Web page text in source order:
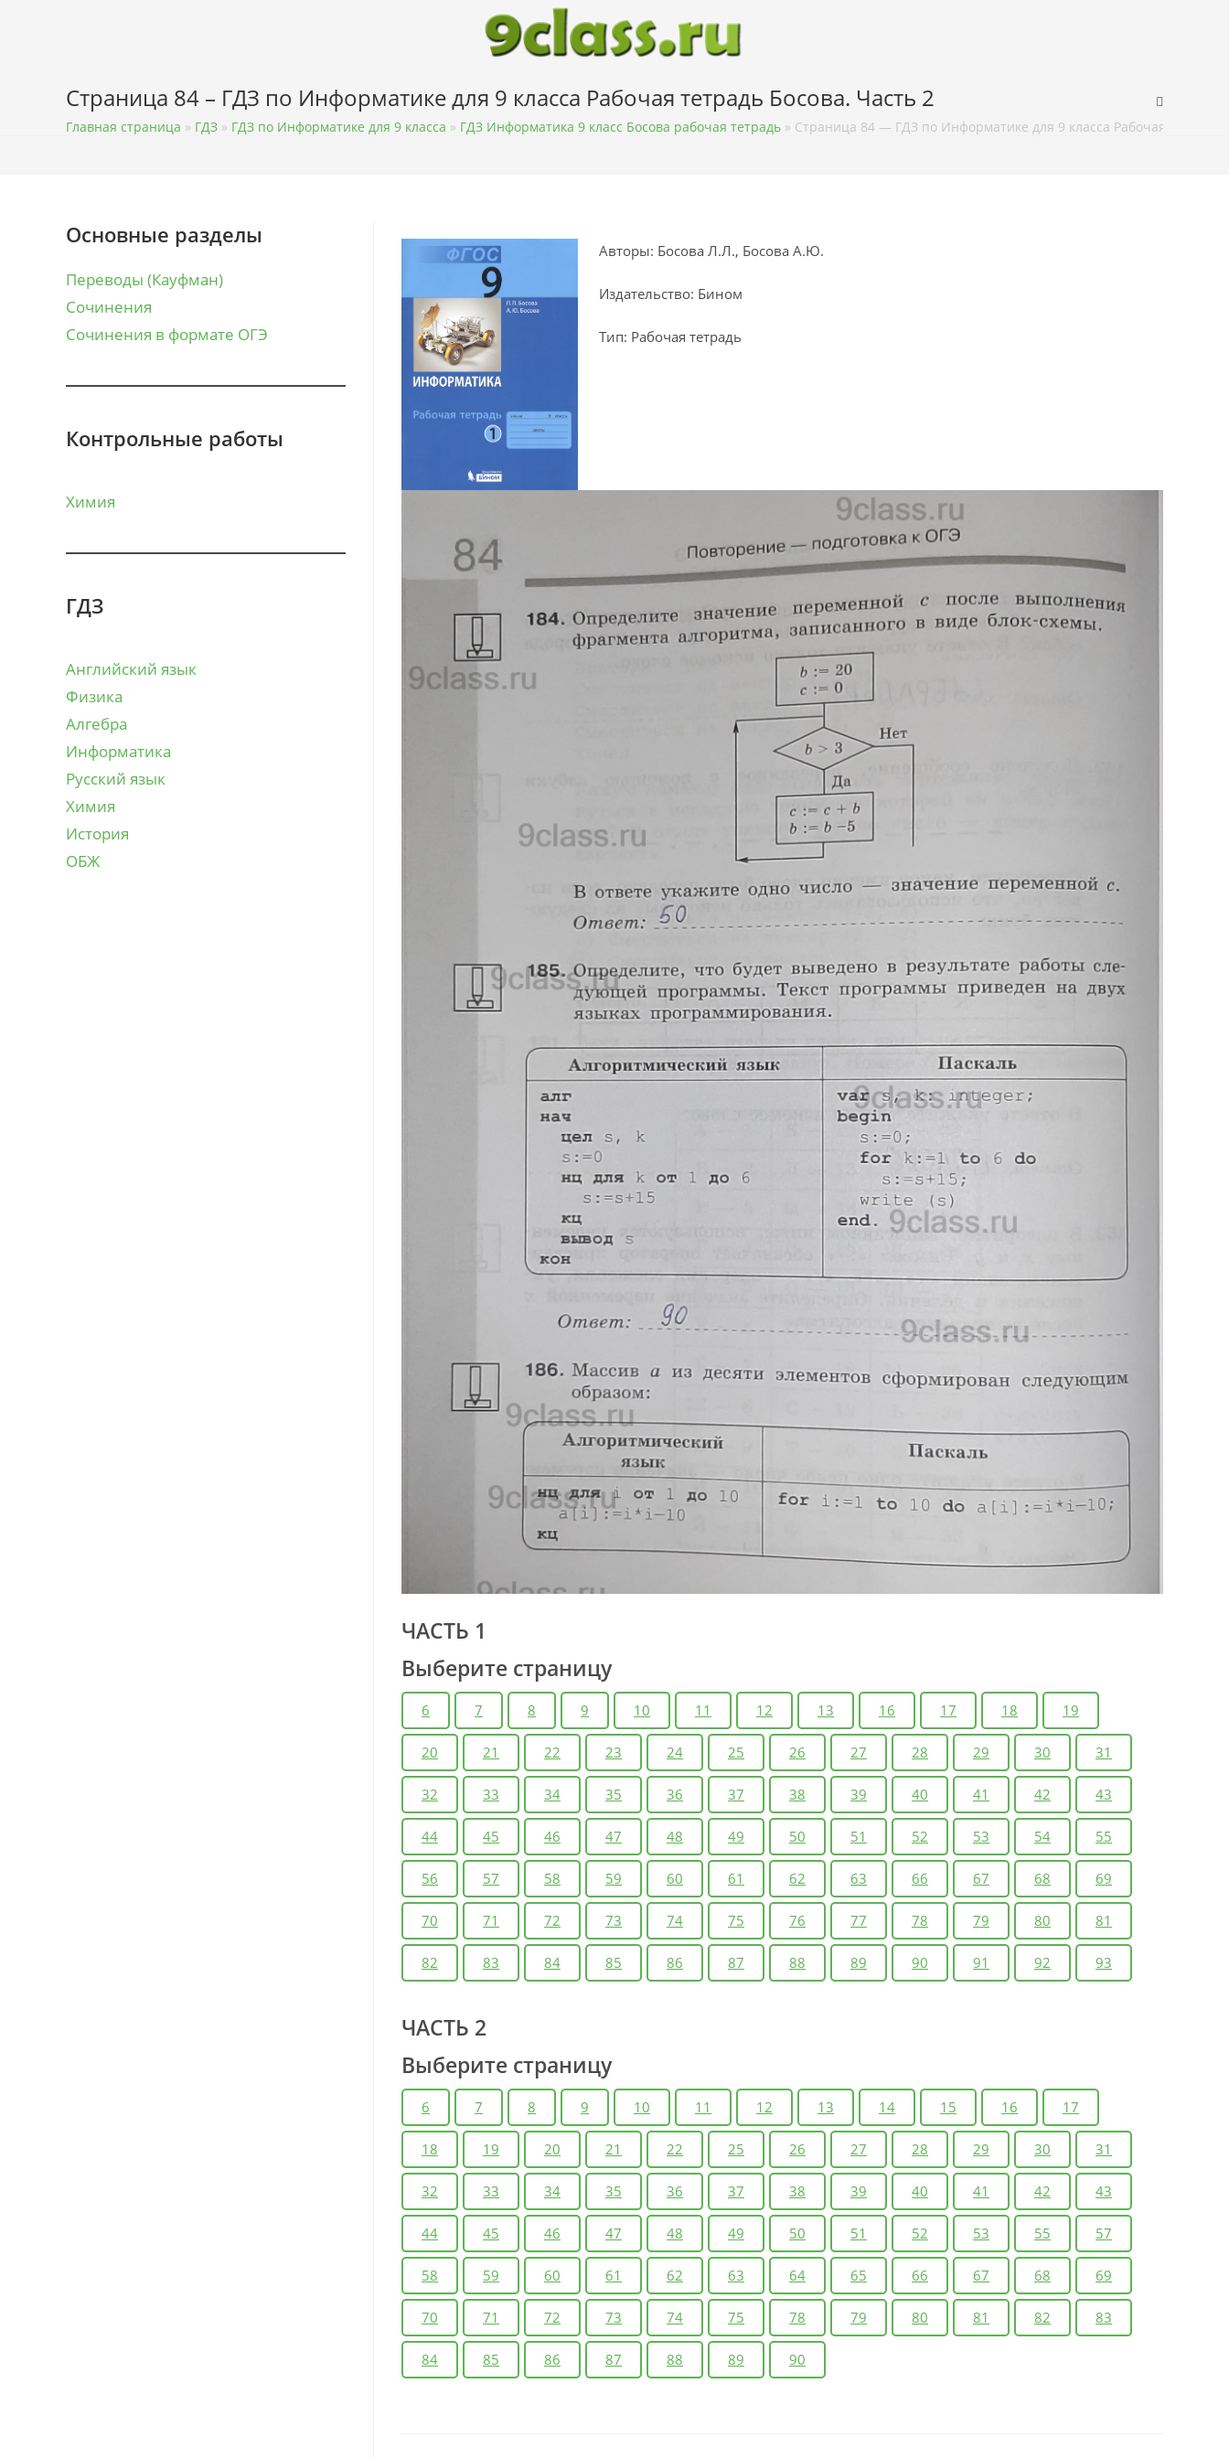
Страница 84 – ГДЗ по Информатике для 9 класса Рабочая тетрадь Босова. Часть 2
Главная страница » ГДЗ » ГДЗ по Информатике для 9 класса » ГДЗ Информатика 9 класс Босова рабочая тетрадь » Страница 84 — ГДЗ по Информатике для 9 класса Рабочая тетрадь
Основные разделы
Переводы (Кауфман)
Сочинения
Сочинения в формате ОГЭ
Контрольные работы
Химия
ГДЗ
Английский язык
Физика
Алгебра
Информатика
Русский язык
Химия
История
ОБЖ
Авторы: Босова Л.Л., Босова А.Ю.
Издательство: Бином
Тип: Рабочая тетрадь
ЧАСТЬ 1
Выберите страницу
6 7 8 9 10 11 12 13 16 17 18 19
20 21 22 23 24 25 26 27 28 29 30 31
32 33 34 35 36 37 38 39 40 41 42 43
44 45 46 47 48 49 50 51 52 53 54 55
56 57 58 59 60 61 62 63 66 67 68 69
70 71 72 73 74 75 76 77 78 79 80 81
82 83 84 85 86 87 88 89 90 91 92 93
ЧАСТЬ 2
Выберите страницу
6 7 8 9 10 11 12 13 14 15 16 17
18 19 20 21 22 25 26 27 28 29 30 31
32 33 34 35 36 37 38 39 40 41 42 43
44 45 46 47 48 49 50 51 52 53 55 57
58 59 60 61 62 63 64 65 66 67 68 69
70 71 72 73 74 75 78 79 80 81 82 83
84 85 86 87 88 89 90